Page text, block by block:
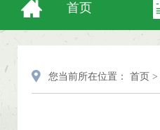
首页
您当前所在位置： 首页 >